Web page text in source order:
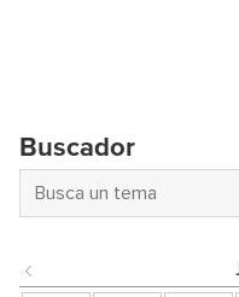
Buscador